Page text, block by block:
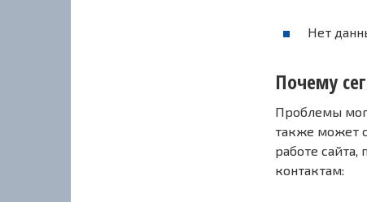
Нет
Почему
Проблемы
также может
работе
контактам: